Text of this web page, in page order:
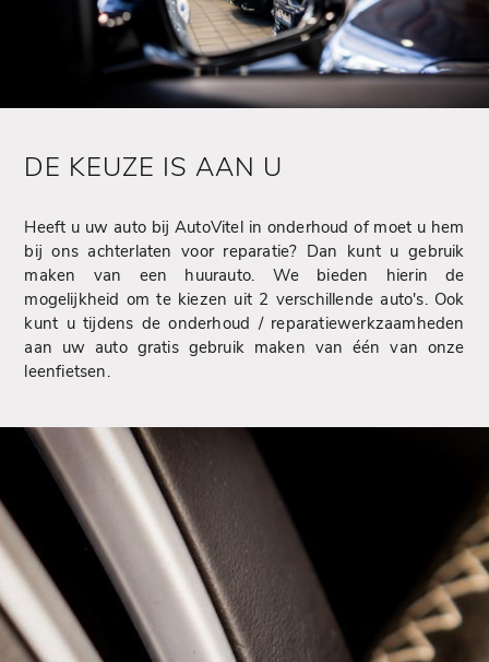
DE KEUZE IS AAN U
Heeft u uw auto bij AutoVitel in onderhoud of moet u hem
bij ons achterlaten voor reparatie? Dan kunt u gebruik
maken van een huurauto. We bieden hierin de
mogelijkheid om te kiezen uit 2 verschillende auto's. Ook
kunt u tijdens de onderhoud / reparatiewerkzaamheden
aan uw auto gratis gebruik maken van één van onze
leenfietsen.